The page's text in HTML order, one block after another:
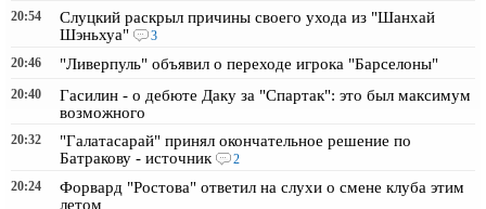
20:54
Слуцкий раскрыл причины своего ухода из "Шанхай
Шэньхуа"
3
20:46
"Ливерпуль" объявил о переходе игрока "Барселоны"
20:40
Гасилин - о дебюте Даку за "Спартак": это был максимум
возможного
20:32
"Галатасарай" принял окончательное решение по
Батракову - источник
2
20:24
Форвард "Ростова" ответил на слухи о смене клуба этим
летом